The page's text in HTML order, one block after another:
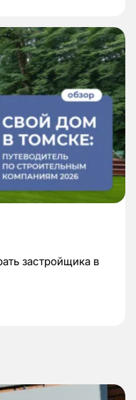
застройщика в